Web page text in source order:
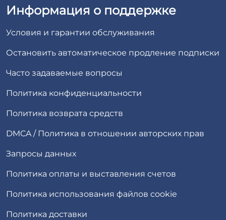
Информация о поддержке
Условия и гарантии обслуживания
Остановить автоматическое продление подписки
Часто задаваемые вопросы
Политика конфиденциальности
Политика возврата средств
DMCA / Политика в отношении авторских прав
Запросы данных
Политика оплаты и выставления счетов
Политика использования файлов cookie
Политика доставки